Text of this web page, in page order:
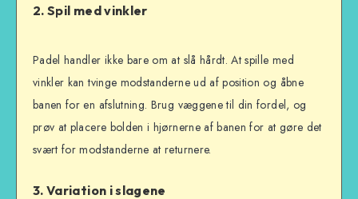
2.Spil med vinkler
Padel handler ikke bare om at slå hårdt. At spille med
vinkler kan tvinge modstanderne ud af position og åbne
banen for en afslutning. Brug væggene til din fordel, og
prøv at placere bolden i hjørnerne af banen for at gøre det
svært for modstanderne at returnere.
3.Variation i slagene